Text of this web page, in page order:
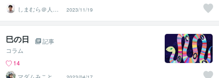
しまむら＠人事
コンサルタント
2023/11/19
巳の日
記事
コラム
14
マダムみこと❤️